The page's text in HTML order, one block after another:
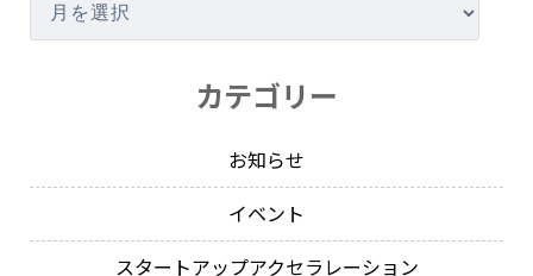
カテゴリー
お知らせ
イベント
スタートアップアクセラレーション